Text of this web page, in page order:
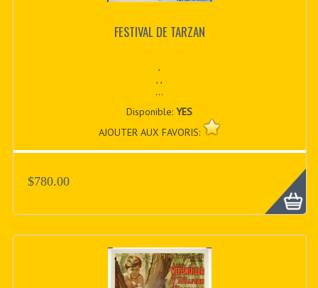
FESTIVAL DE TARZAN
,
, ,
...
Disponible:YES
AJOUTER AUX FAVORIS:
$780.00